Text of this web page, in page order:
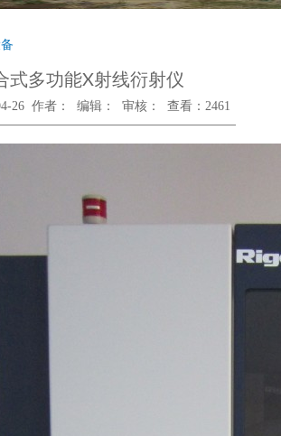
式多功能X射线衍射仪
26 作者： 编辑： 审核： 查看： 2461